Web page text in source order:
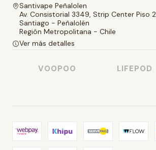
Santivape Peñalolen
Av. Consistorial 3349, Strip Center Piso 2
Santiago - Peñalolén
Región Metropolitana - Chile
Ver más detalles
VOOPOO LIFEPOD